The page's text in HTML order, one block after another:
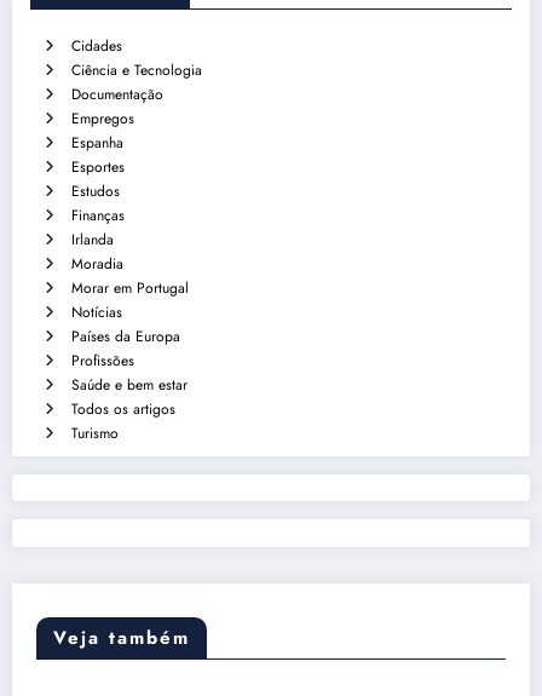
Cidades
Ciência e Tecnologia
Documentação
Empregos
Espanha
Esportes
Estudos
Finanças
Irlanda
Moradia
Morar em Portugal
Notícias
Países da Europa
Profissões
Saúde e bem estar
Todos os artigos
Turismo
Veja também